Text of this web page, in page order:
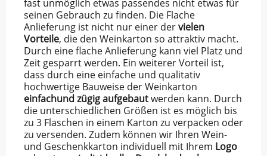
fast unmöglich etwas passendes nicht etwas für
seinen Gebrauch zu finden. Die Flache
Anlieferung ist nicht nur einer dervielen
Vorteile, die den Weinkarton so attraktiv macht.
Durch eine flache Anlieferung kann viel Platz und
Zeit gesparrt werden. Ein weiterer Vorteil ist,
dass durch eine einfache und qualitativ
hochwertige Bauweise der Weinkarton
einfachund zügigaufgebautwerden kann. Durch
die unterschiedlichen Größen ist es möglich bis
zu 3 Flaschen in einem Karton zu verpacken oder
zu versenden. Zudem können wir Ihren Wein-
und Geschenkkarton individuell mit Ihrem Logo